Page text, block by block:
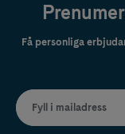
Få personliga
Fyll i mailadress